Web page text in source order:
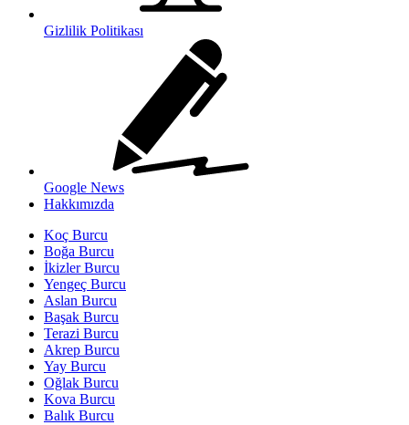
Gizlilik Politikası
Google News
Hakkımızda
Koç Burcu
Boğa Burcu
İkizler Burcu
Yengeç Burcu
Aslan Burcu
Başak Burcu
Terazi Burcu
Akrep Burcu
Yay Burcu
Oğlak Burcu
Kova Burcu
Balık Burcu